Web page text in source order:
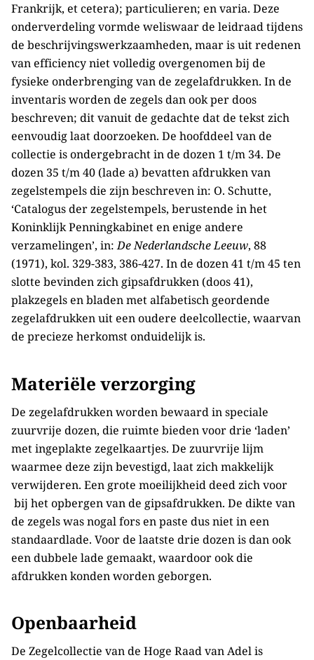
Frankrijk, et cetera); particulieren; en varia. Deze
onderverdeling vormde weliswaar de leidraad tijdens
de beschrijvingswerkzaamheden, maar is uit redenen
van efficiency niet volledig overgenomen bij de
fysieke onderbrenging van de zegelafdrukken. In de
inventaris worden de zegels dan ook per doos
beschreven; dit vanuit de gedachte dat de tekst zich
eenvoudig laat doorzoeken. De hoofddeel van de
collectie is ondergebracht in de dozen 1 t/m 34. De
dozen 35 t/m 40 (lade a) bevatten afdrukken van
zegelstempels die zijn beschreven in: O. Schutte,
‘Catalogus der zegelstempels, berustende in het
Koninklijk Penningkabinet en enige andere
verzamelingen’, in:De Nederlandsche Leeuw, 88
(1971), kol. 329-383, 386-427. In de dozen 41 t/m 45 ten
slotte bevinden zich gipsafdrukken (doos 41),
plakzegels en bladen met alfabetisch geordende
zegelafdrukken uit een oudere deelcollectie, waarvan
de precieze herkomst onduidelijk is.
Materiële verzorging
De zegelafdrukken worden bewaard in speciale
zuurvrije dozen, die ruimte bieden voor drie ‘laden’
met ingeplakte zegelkaartjes. De zuurvrije lijm
waarmee deze zijn bevestigd, laat zich makkelijk
verwijderen. Een grote moeilijkheid deed zich voor
bij het opbergen van de gipsafdrukken. De dikte van
de zegels was nogal fors en paste dus niet in een
standaardlade. Voor de laatste drie dozen is dan ook
een dubbele lade gemaakt, waardoor ook die
afdrukken konden worden geborgen.
Openbaarheid
De Zegelcollectie van de Hoge Raad van Adel is